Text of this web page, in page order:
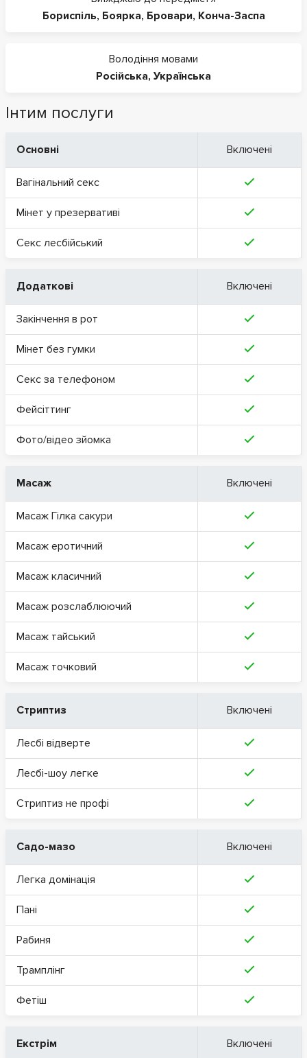
Бориспіль, Боярка, Бровари, Конча-Заспа
Володіння мовами
Російська, Українська
Інтим послуги
Основні Включені
Вагінальний секс
Мінет у презервативі
Секс лесбійський
Додаткові Включені
Закінчення в рот
Мінет без гумки
Секс за телефоном
Фейсіттинг
Фото/відео зйомка
Масаж Включені
Масаж Гілка сакури
Масаж еротичний
Масаж класичний
Масаж розслаблюючий
Масаж тайський
Масаж точковий
Стриптиз Включені
Лесбі відверте
Лесбі-шоу легке
Стриптиз не профі
Садо-мазо Включені
Легка домінація
Пані
Рабиня
Трамплінг
Фетіш
Екстрім Включені